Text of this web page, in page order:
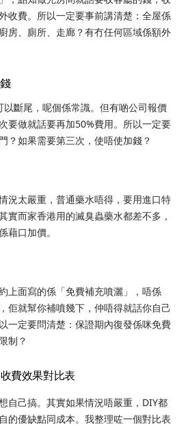
收費。所以一定要事前講清楚：全屋係
房、廁所、走廊？有冇任何區域係額外
斷尾，呢個係常識。但有啲公司報價
要做就話要再加50%費用。所以一定要
？如果需要第三次，使唔使加錢？
況太嚴重，普通藥水唔得，要用進口特
實而家香港用的滅臭蟲藥水都差不多，
藉口加價。
上面寫的係「免費補充噴灑」，唔係
佢就幫你補噴幾下，仲唔得就話你自己
一定要問清楚：保證期內復發係咪免費
制？
費效果對比表
自己搞。其實如果情況唔嚴重，DIY都
的優缺點同成本。我整理咗一個對比表